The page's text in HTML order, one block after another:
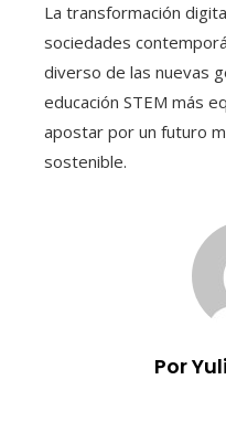
La transformación
sociedades
diverso de las nuevas
educación STEM más
apostar por un futuro
sostenible.
Por